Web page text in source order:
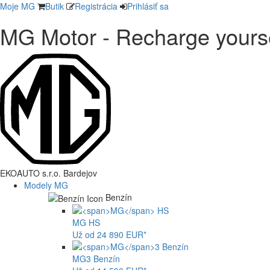
Moje MG Butik Registrácia Prihlásiť sa
MG Motor - Recharge
EKOAUTO s.r.o. Bardejov
Modely MG
Benzín
MG HS
Už od 24 890 EUR*
MG3 Benzín